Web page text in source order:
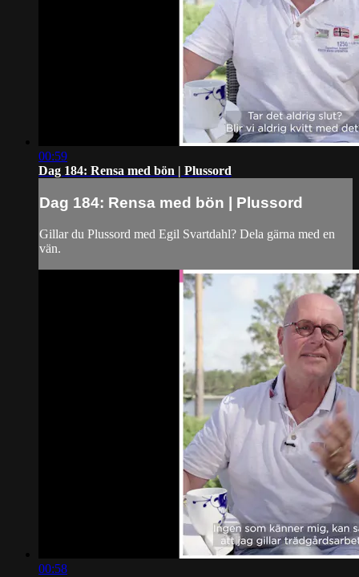
00:59
Dag 184: Rensa med bön | Plussord
Dag 184: Rensa med bön | Plussord
Gillar du Plussord med Egil Svartdahl? Dela gärna med en
vän.
00:58